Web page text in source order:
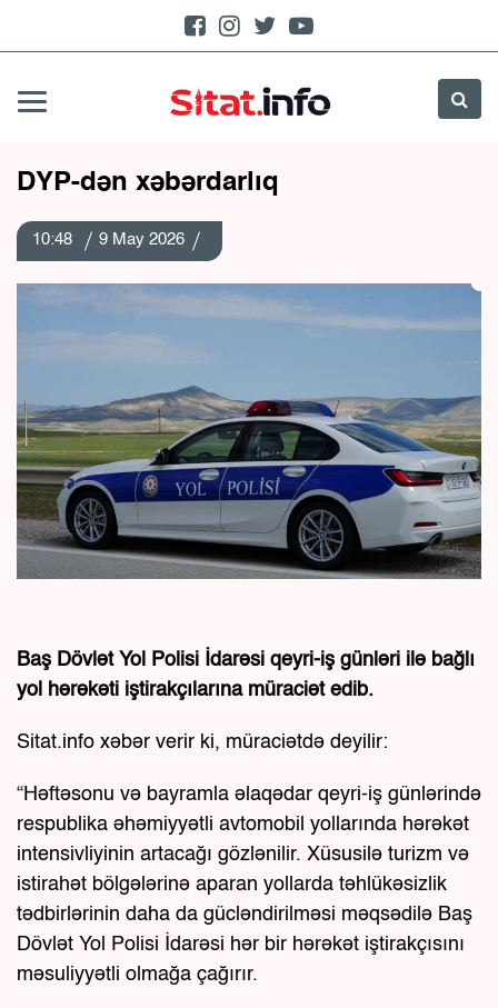
DYP-dən xəbərdarlıq
10:48 9 May 2026
Baş Dövlət Yol Polisi İdarəsi qeyri-iş günləri ilə bağlı
yol hərəkəti iştirakçılarına müraciət edib.
Sitat.info xəbər verir ki, müraciətdə deyilir:
“Həftəsonu və bayramla əlaqədar qeyri-iş günlərində
respublika əhəmiyyətli avtomobil yollarında hərəkət
intensivliyinin artacağı gözlənilir. Xüsusilə turizm və
istirahət bölgələrinə aparan yollarda təhlükəsizlik
tədbirlərinin daha da gücləndirilməsi məqsədilə Baş
Dövlət Yol Polisi İdarəsi hər bir hərəkət iştirakçısını
məsuliyyətli olmağa çağırır.